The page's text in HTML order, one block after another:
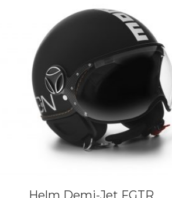
Helm Demi-Jet FGTR